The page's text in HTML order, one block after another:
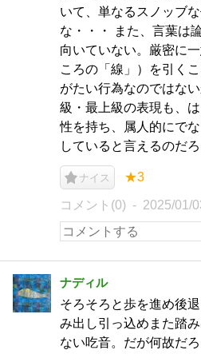
いて、単なるスノッブ
な・・・ また、言葉は
向いていない。厳密に
ころの「線」）を引く
がたい行為なのではな
級・最上級の表現も、
性を持ち、属人的にで
していると言えるのだろ
ナイス ★3
コメント(0) 2025/01/
ナディル
そろそろと歩を進め後
み出し引っ込めまた踏
ない吃音。だが何故だ